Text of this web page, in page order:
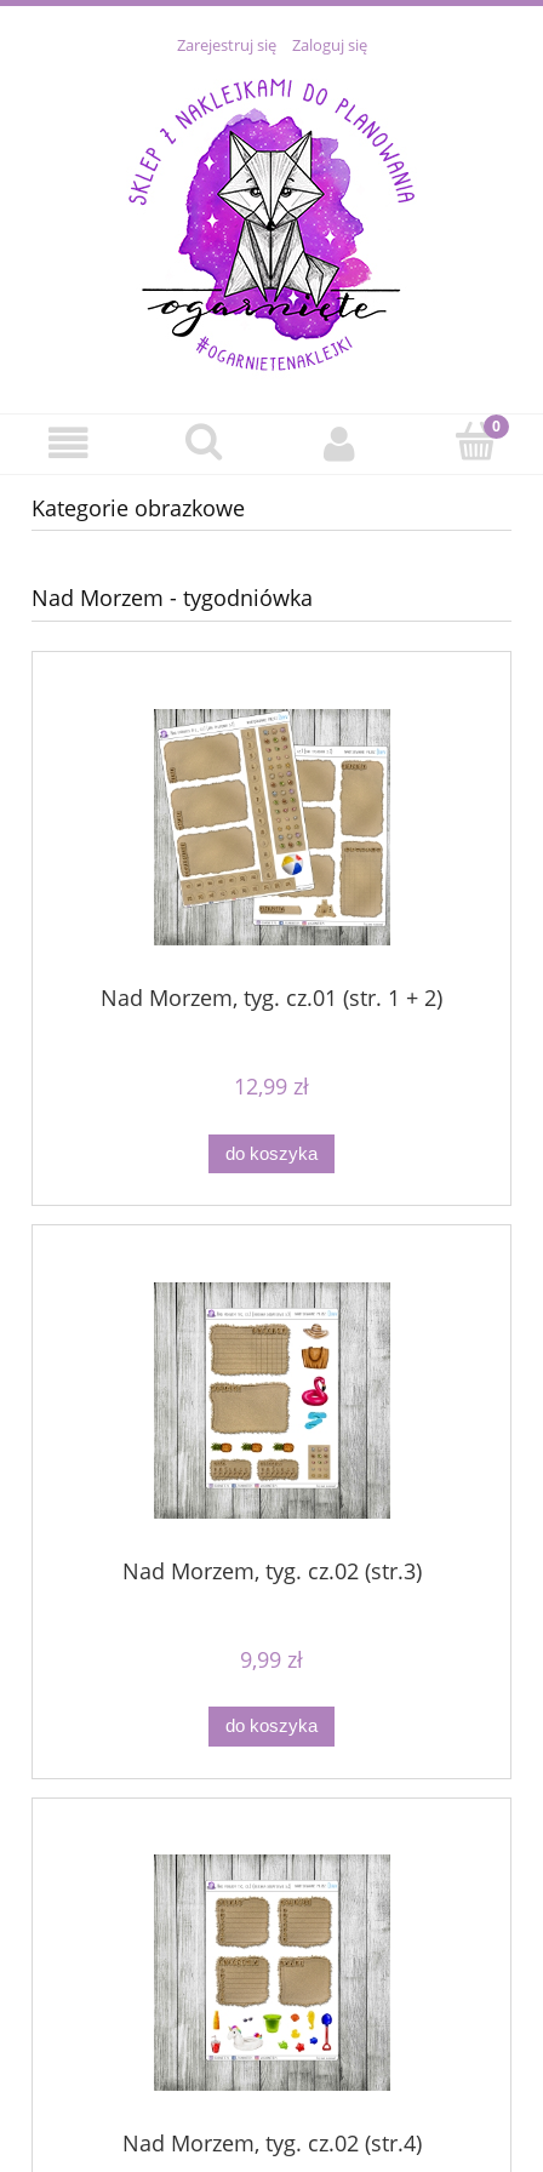
Zarejestruj się Zaloguj się
Kategorie obrazkowe
Nad Morzem - tygodniówka
Nad Morzem, tyg. cz.01 (str. 1 + 2)
12,99 zł
do koszyka
Nad Morzem, tyg. cz.02 (str.3)
9,99 zł
do koszyka
Nad Morzem, tyg. cz.02 (str.4)